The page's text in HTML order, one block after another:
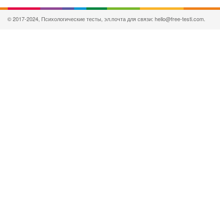
© 2017-2024, Психологические тесты, эл.почта для связи: hello@free-testi.com.